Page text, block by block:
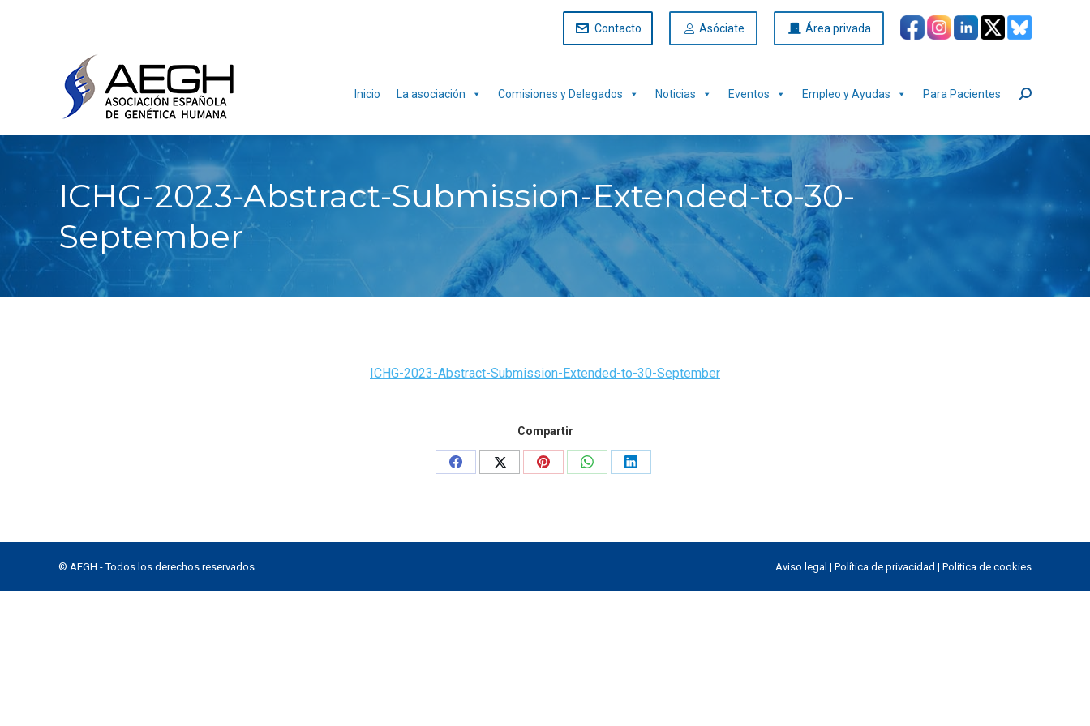
Contacto Asóciate Área privada
Inicio La asociación Comisiones y Delegados Noticias Eventos Empleo y Ayudas Para Pacientes Buscar:
ICHG-2023-Abstract-Submission-Extended-to-30-
September
ICHG-2023-Abstract-Submission-Extended-to-30-September
Compartir
Share
Share
Share
Share
Share
© AEGH - Todos los derechos reservados Aviso legal | Política de privacidad | Politica de cookies